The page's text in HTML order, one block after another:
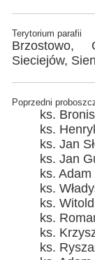
Terytorium parafii
Brzostowo,
Sieciejów,
Poprzedni
ks.
ks.
ks. Jan
ks. Jan
ks.
ks.
ks.
ks.
ks.
ks.